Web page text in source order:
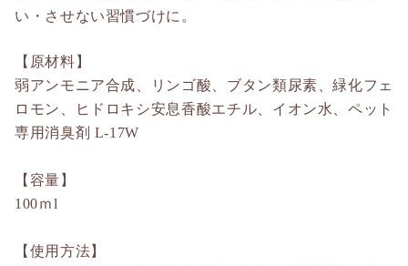
い・させない習慣づけに。
【原材料】
弱アンモニア合成、リンゴ酸、ブタン類尿素、緑化フェ
ロモン、ヒドロキシ安息香酸エチル、イオン水、ペット
専用消臭剤 L-17W
【容量】
100ｍl
【使用方法】